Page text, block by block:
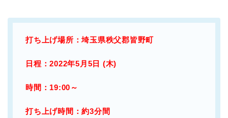
打ち上げ場所：埼玉県秩父郡皆野町
日程：2022年5月5日 (木)
時間：19:00～
打ち上げ時間：約3分間